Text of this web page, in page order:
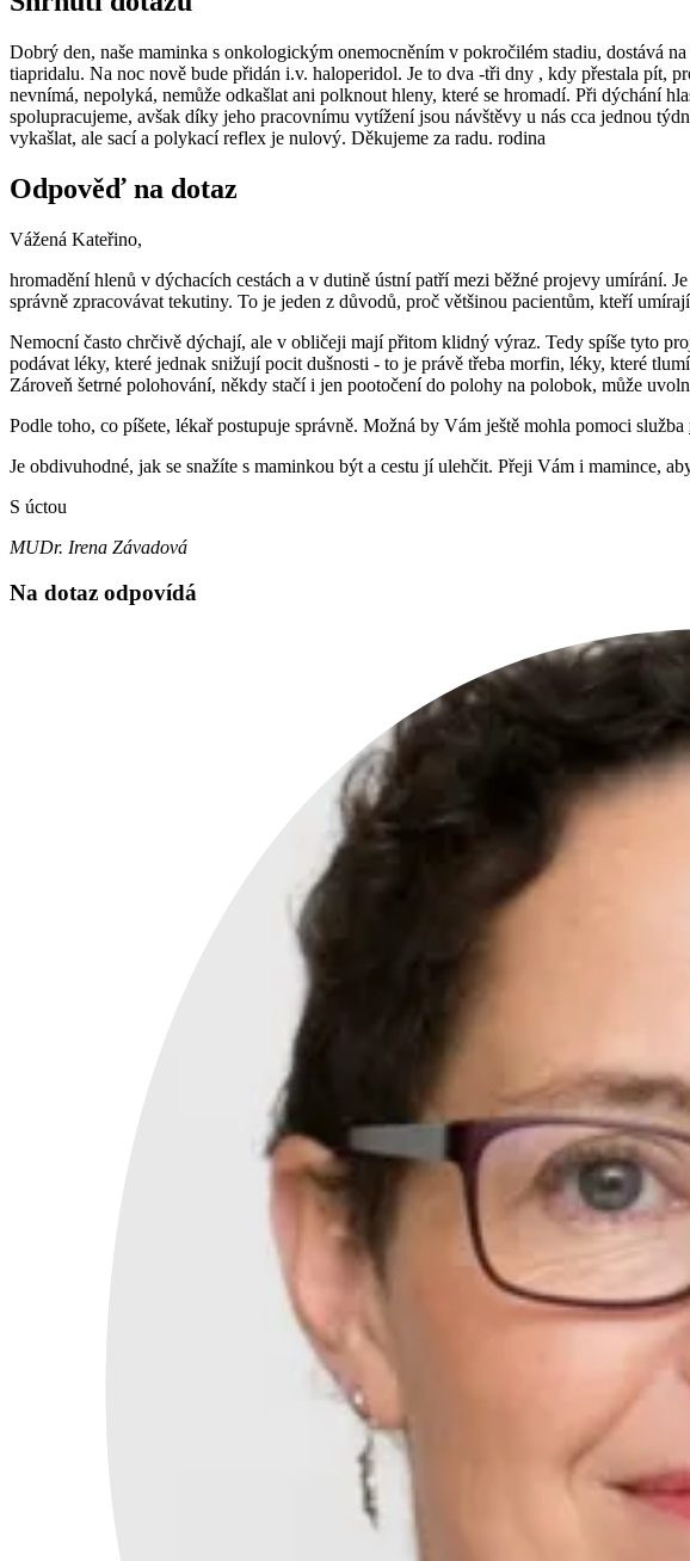
Dobrý den, naše maminka s onkologickým onemocněním v pokročilém stadiu, dostává
tiapridalu. Na noc nově bude přidán i.v. haloperidol. Je to dva -tři dny , kdy přestala
nevnímá, nepolyká, nemůže odkašlat ani polknout hleny, které se hromadí. Při dýchání
spolupracujeme, avšak díky jeho pracovnímu vytížení jsou návštěvy u nás cca jednou
vykašlat, ale sací a polykací reflex je nulový. Děkujeme za radu. rodina
Odpověď na dotaz
Vážená Kateřino,
hromadění hlenů v dýchacích cestách a v dutině ústní patří mezi běžné projevy umírání.
správně zpracovávat tekutiny. To je jeden z důvodů, proč většinou pacientům, kteří
Nemocní často chrčivě dýchají, ale v obličeji mají přitom klidný výraz. Tedy spíše tyto
podávat léky, které jednak snižují pocit dušnosti - to je právě třeba morfin, léky, které
Zároveň šetrné polohování, někdy stačí i jen pootočení do polohy na polobok, může
Podle toho, co píšete, lékař postupuje správně. Možná by Vám ještě mohla pomoci služba
Je obdivuhodné, jak se snažíte s maminkou být a cestu jí ulehčit. Přeji Vám i mamince,
S úctou
MUDr. Irena Závadová
Na dotaz odpovídá